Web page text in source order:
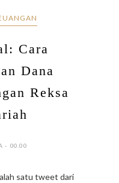
Cara
Dana
Reksa
- 00.00
satu tweet dari